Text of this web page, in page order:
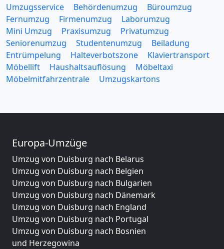
Umzugsservice Behördenumzug
Büroumzug
Fernumzug
Firmenumzug
Laborumzug
Mini Umzug
Praxisumzug
Privatumzug
Seniorenumzug
Studentenumzug
Beiladung
Entrümpelung
Halteverbotszone
Klaviertransport
Möbellift
Haushaltsauflösung
Möbeltaxi
Möbelmitfahrzentrale
Umzugskartons
Europa-Umzüge
Umzug von Duisburg nach Belarus
Umzug von Duisburg nach Belgien
Umzug von Duisburg nach Bulgarien
Umzug von Duisburg nach Dänemark
Umzug von Duisburg nach England
Umzug von Duisburg nach Portugal
Umzug von Duisburg nach Bosnien
und Herzegowina